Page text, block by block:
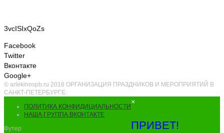
3vcISIxQoZs
Facebook
Twitter
Вконтакте
Google+
© arlekinospb.ru 2018 ОРГАНИЗАЦИЯ ПРАЗДНИКОВ И МЕРОПРИЯТИЙ В
САНКТ-ПЕТЕРБУРГЕ.
ПОЛИТИКА КОНФИДИЦИАЛЬНОСТИ
НАША ГРУППА ВКОНТАКТЕ
Футер
×
ПРИВЕТ!